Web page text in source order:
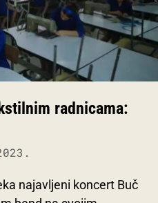
radnicama:
najavljeni koncert Buč